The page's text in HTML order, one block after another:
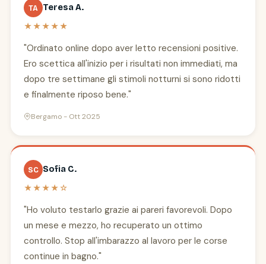
TA
Teresa A.
★★★★★
"Ordinato online dopo aver letto recensioni positive.
Ero scettica all'inizio per i risultati non immediati, ma
dopo tre settimane gli stimoli notturni si sono ridotti
e finalmente riposo bene."
Bergamo - Ott 2025
SC Sofia C.
★★★★☆
"Ho voluto testarlo grazie ai pareri favorevoli. Dopo
un mese e mezzo, ho recuperato un ottimo
controllo. Stop all'imbarazzo al lavoro per le corse
continue in bagno."